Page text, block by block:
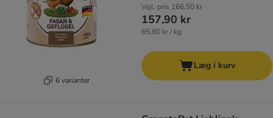
6 varianter
Vejl. pris 166,50 kr
157,90 kr
65,80 kr / kg
Læg i kurv